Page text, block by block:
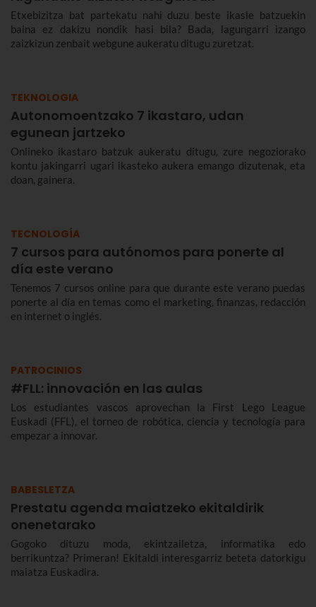
Etxebizitza bat partekatu nahi duzu beste ikasle batzuekin
baina ez dakizu nondik hasi bila? Bada, lagungarri izango
zaizkizun zenbait webgune aukeratu ditugu zuretzat.
TEKNOLOGIA
Autonomoentzako 7 ikastaro, udan
egunean jartzeko
Onlineko ikastaro batzuk aukeratu ditugu, zure negoziorako
kontu jakingarri ugari ikasteko aukera emango dizutenak, eta
doan, gainera.
TECNOLOGÍA
7 cursos para autónomos para ponerte al
día este verano
Tenemos 7 cursos online para que durante este verano puedas
ponerte al día en temas como el marketing, finanzas, redacción
en internet o inglés.
PATROCINIOS
#FLL: innovación en las aulas
Los estudiantes vascos aprovechan la First Lego League
Euskadi (FFL), el torneo de robótica, ciencia y tecnología para
empezar a innovar.
BABESLETZA
Prestatu agenda maiatzeko ekitaldirik
onenetarako
Gogoko dituzu moda, ekintzailetza, informatika edo
berrikuntza? Primeran! Ekitaldi interesgarriz beteta datorkigu
maiatza Euskadira.